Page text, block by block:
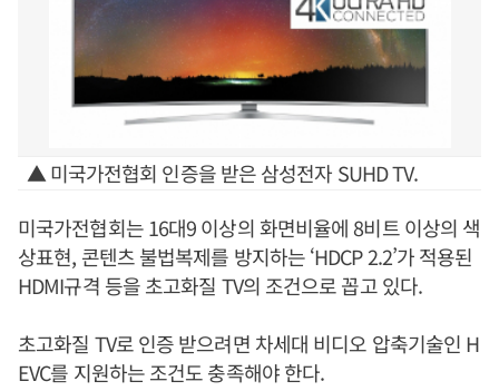
▲ 미국가전협회 인증을 받은 삼성전자 SUHD TV.
미국가전협회는 16대9 이상의 화면비율에 8비트 이상의 색
상표현, 콘텐츠 불법복제를 방지하는 ‘HDCP 2.2’가 적용된
HDMI규격 등을 초고화질 TV의 조건으로 꼽고 있다.
초고화질 TV로 인증 받으려면 차세대 비디오 압축기술인 H
EVC를 지원하는 조건도 충족해야 한다.